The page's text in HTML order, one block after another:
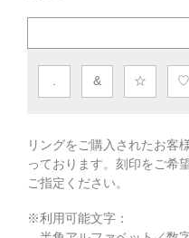
. & ☆ ♡
リングをご購入されたお客
っております。 刻印をご希
ご指定ください。
※利用可能文字：